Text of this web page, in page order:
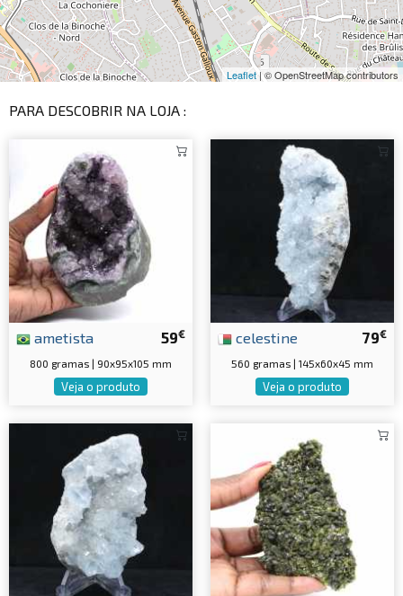
Leaflet| © OpenStreetMap contributors
PARA DESCOBRIR NA LOJA :
59€
ametista
800 gramas | 90x95x105 mm
Veja o produto
79€
celestine
560 gramas | 145x60x45 mm
Veja o produto